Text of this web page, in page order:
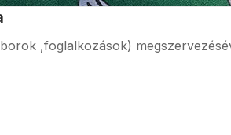
,foglalkozások)